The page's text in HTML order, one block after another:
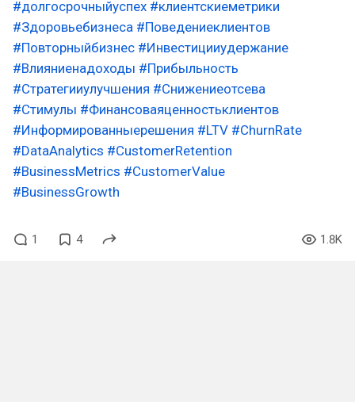
#долгосрочныйуспех #клиентскиеметрики
#Здоровьебизнеса #Поведениеклиентов
#Повторныйбизнес #Инвестицииудержание
#Влияниенадоходы #Прибыльность
#Стратегииулучшения #Снижениеотсева
#Стимулы #Финансоваяценностьклиентов
#Информированныерешения #LTV #ChurnRate
#DataAnalytics #CustomerRetention
#BusinessMetrics #CustomerValue
#BusinessGrowth
1 4 1.8K